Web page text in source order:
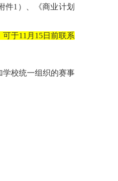
件1）、《商业计划
可于11 月 15日前联系
学校统一组织的赛事